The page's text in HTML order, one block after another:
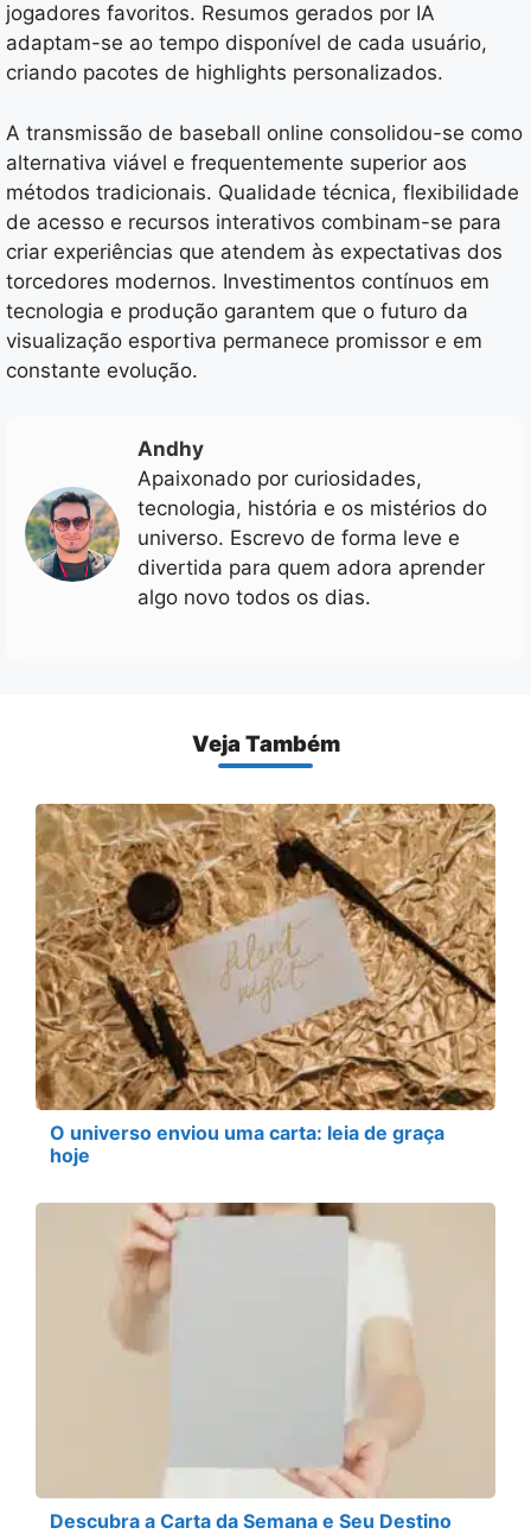
jogadores favoritos. Resumos gerados por IA
adaptam-se ao tempo disponível de cada usuário,
criando pacotes de highlights personalizados.
A transmissão de baseball online consolidou-se como
alternativa viável e frequentemente superior aos
métodos tradicionais. Qualidade técnica, flexibilidade
de acesso e recursos interativos combinam-se para
criar experiências que atendem às expectativas dos
torcedores modernos. Investimentos contínuos em
tecnologia e produção garantem que o futuro da
visualização esportiva permanece promissor e em
constante evolução.
Andhy
Apaixonado por curiosidades,
tecnologia, história e os mistérios do
universo. Escrevo de forma leve e
divertida para quem adora aprender
algo novo todos os dias.
Veja Também
O universo enviou uma carta: leia de graça
hoje
Descubra a Carta da Semana e Seu Destino